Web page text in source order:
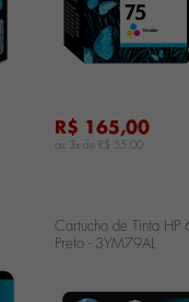
R$ 165,00
ou 3x de R$ 55,00
Cartucho de Tinta HP
Preto - 3YM79AL